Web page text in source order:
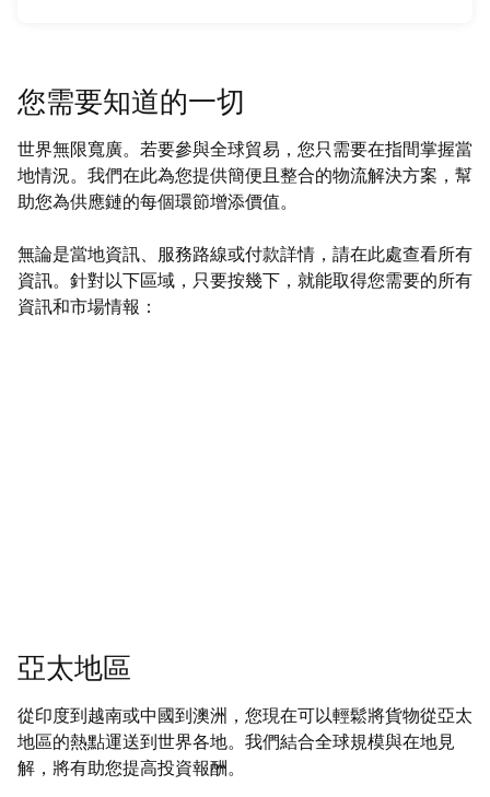
您需要知道的一切
世界無限寬廣。若要參與全球貿易，您只需要在指間掌握當
地情況。我們在此為您提供簡便且整合的物流解決方案，幫
助您為供應鏈的每個環節增添價值。
無論是當地資訊、服務路線或付款詳情，請在此處查看所有
資訊。針對以下區域，只要按幾下，就能取得您需要的所有
資訊和市場情報：
亞太地區
從印度到越南或中國到澳洲，您現在可以輕鬆將貨物從亞太
地區的熱點運送到世界各地。我們結合全球規模與在地見
解，將有助您提高投資報酬。